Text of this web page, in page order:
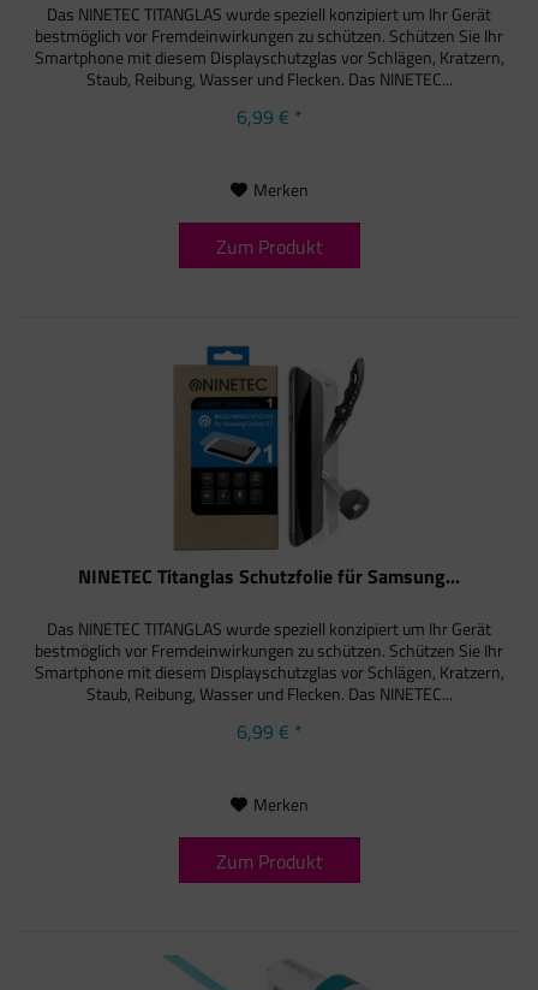
Das NINETEC TITANGLAS wurde speziell konzipiert um Ihr Gerät
bestmöglich vor Fremdeinwirkungen zu schützen. Schützen Sie Ihr
Smartphone mit diesem Displayschutzglas vor Schlägen, Kratzern,
Staub, Reibung, Wasser und Flecken. Das NINETEC...
6,99 € *
Merken
Zum Produkt
NINETEC Titanglas Schutzfolie für Samsung...
Das NINETEC TITANGLAS wurde speziell konzipiert um Ihr Gerät
bestmöglich vor Fremdeinwirkungen zu schützen. Schützen Sie Ihr
Smartphone mit diesem Displayschutzglas vor Schlägen, Kratzern,
Staub, Reibung, Wasser und Flecken. Das NINETEC...
6,99 € *
Merken
Zum Produkt